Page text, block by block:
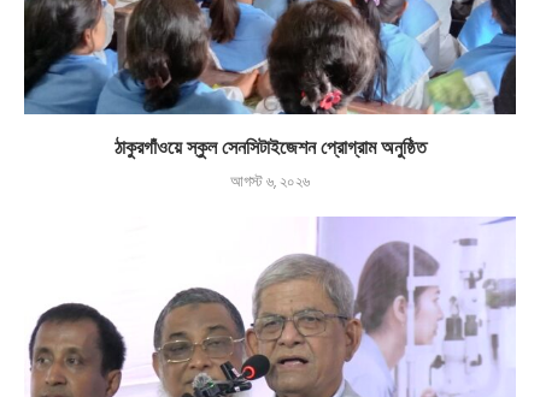
ঠাকুরগাঁওয়ে স্কুল সেনসিটাইজেশন প্রোগ্রাম অনুষ্ঠিত
আগস্ট ৬, ২০২৬